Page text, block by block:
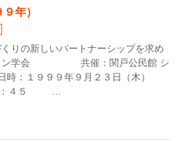
年）
りの新しいパートナーシップを求め
ウン学会 共催：関戸公民館 シ
：１９９９年９月２３日（木）
４５ …